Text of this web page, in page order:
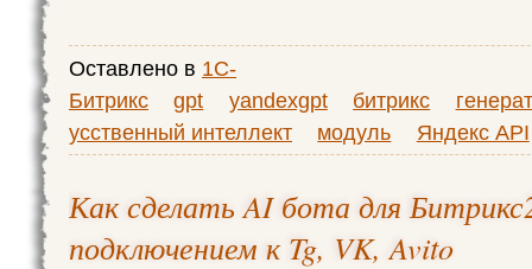
Оставлено в 1С-
Битрикс
gpt yandexgpt битрикс
усственный интеллект
модуль Яндекс API
Как сделать AI бота для
подключением к Tg, VK, Avito